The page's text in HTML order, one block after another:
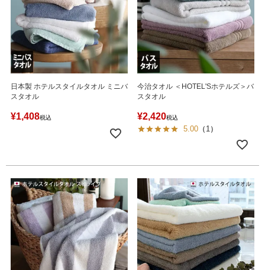
日本製 ホテルスタイルタオル ミニバ
スタオル
¥1,408税込
今治タオル ＜HOTEL'Sホテルズ＞バ
スタオル
¥2,420税込
5.00 （ 1 ）